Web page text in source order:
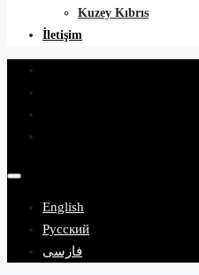
Kuzey Kıbrıs
İletişim
English
Русский
فارسی